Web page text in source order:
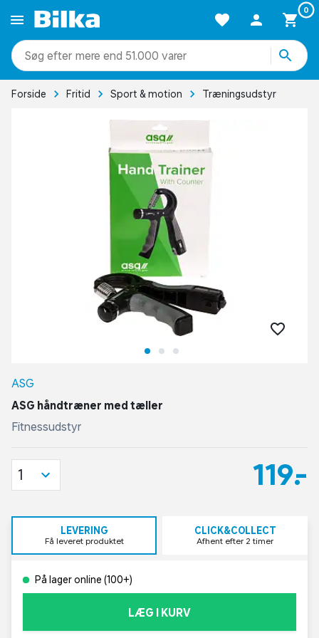
0
mere end 51.000 varer
Forside Fritid Sport & motion Træningsudstyr
ASG
ASG håndtræner med tæller
Fitnessudstyr
119,-
1
LEVERING
Få leveret produktet
CLICK&COLLECT
Afhent efter 2 timer
På lager online (100+)
LÆG I KURV